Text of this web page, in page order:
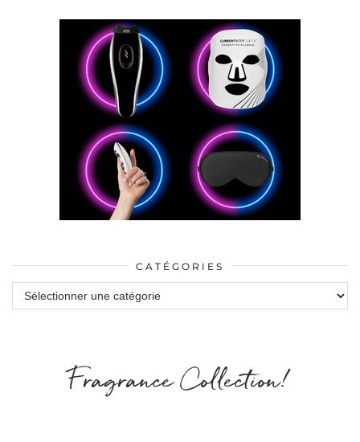
CATÉGORIES
Catégories
Fragrance Collection!